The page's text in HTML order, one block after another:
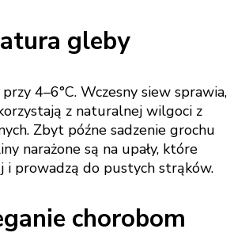
gleby
4–6°C. Wczesny siew sprawia,
z naturalnej wilgoci z
Zbyt późne sadzenie grochu
narażone są na upały, które
i prowadzą do pustych strąków.
chorobom